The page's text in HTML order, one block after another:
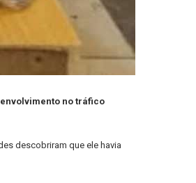
no tráfico
descobriram que ele havia